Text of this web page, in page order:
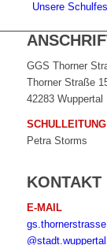
Unsere
GGS Thorner
Thorner Straße
42283 Wuppertal
SCHULLEITUNG
Petra Storms
KONTAKT
E-MAIL
gs.thornerstrasse